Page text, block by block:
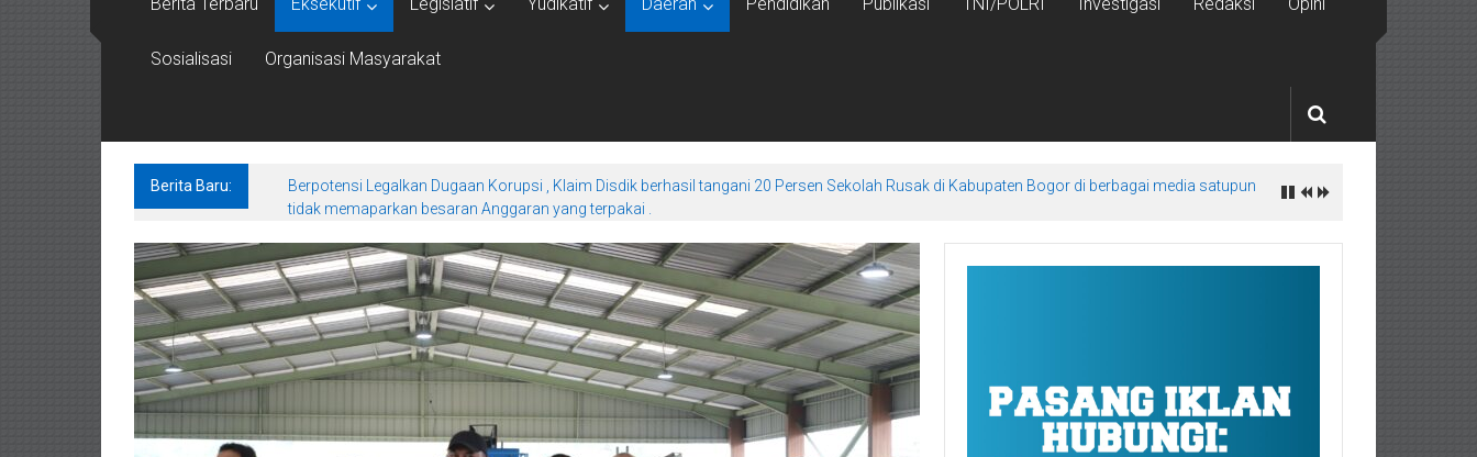
Sosialisasi Organisasi Masyarakat
Berita Baru:
Berpotensi Legalkan Dugaan Korupsi , Klaim Disdik berhasil tangani 20 Persen Sekolah Rusak di Kabupaten Bogor di berbagai media satupun
tidak memaparkan besaran Anggaran yang terpakai .